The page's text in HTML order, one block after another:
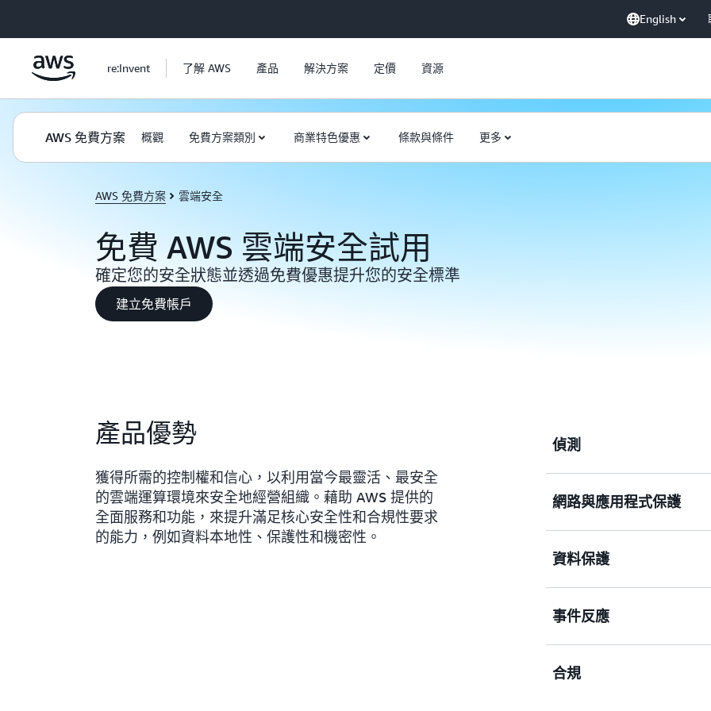
English
re:Invent 了解 AWS 產品 解決方案 定價 資源
AWS 免費方案 概觀 免費方案類別 商業特色優惠 條款與條件 更多
AWS 免費方案 雲端安全
免費 AWS 雲端安全試用
確定您的安全狀態並透過免費優惠提升您的安全標準
建立免費帳戶
產品優勢
獲得所需的控制權和信心，以利用當今最靈活、最安全
的雲端運算環境來安全地經營組織。藉助 AWS 提供的
全面服務和功能，來提升滿足核心安全性和合規性要求
的能力，例如資料本地性、保護性和機密性。
偵測
持續監控網路活動和帳戶行
網路與應用程式保護
在所有網路控制點執行精細
資料保護
在雲端中建置完善的資料保
事件反應
調查潛在的安全問題並自動
合規